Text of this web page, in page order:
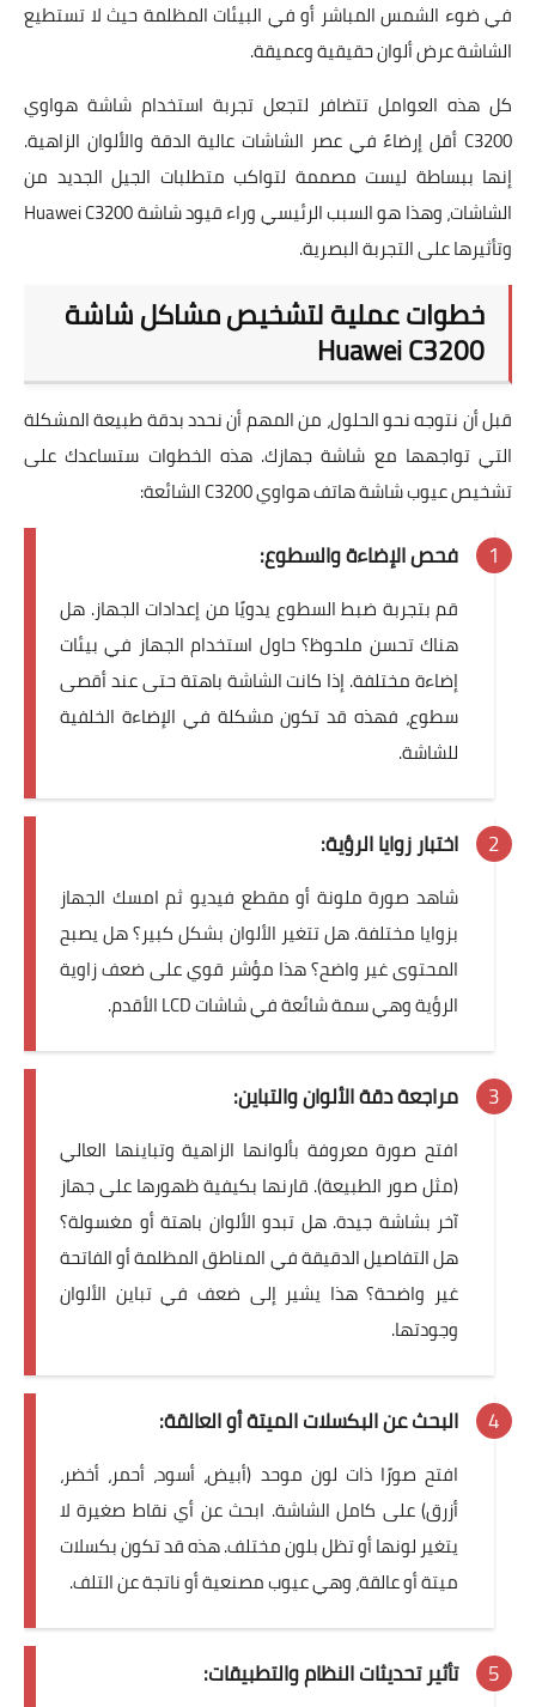
في ضوء الشمس المباشر أو في البيئات المظلمة حيث لا تستطيع
الشاشة عرضألوان حقيقيةوعميقة.
كل هذه العوامل تتضافر لتجعل تجربة استخدام شاشة هواوي
C3200 أقل إرضاءً في عصر الشاشات عالية الدقة والألوان الزاهية.
إنها ببساطة ليست مصممة لتواكب متطلبات الجيل الجديد من
الشاشات، وهذا هو السبب الرئيسي وراء
قيود شاشة Huawei C3200
وتأثيرها على التجربة البصرية.
خطوات عملية لتشخيص مشاكل شاشة
Huawei C3200
قبل أن نتوجه نحو الحلول، من المهم أن نحدد بدقة طبيعة المشكلة
التي تواجهها مع شاشة جهازك. هذه الخطوات ستساعدك على
تشخيصعيوب شاشة هاتف هواوي C3200 الشائعة:
فحص الإضاءة والسطوع:
قم بتجربة ضبطالسطوعيدويًا من إعدادات الجهاز. هل
هناك تحسن ملحوظ؟ حاول استخدام الجهاز في بيئات
إضاءة مختلفة. إذا كانت الشاشة باهتة حتى عند أقصى
سطوع، فهذه قد تكون مشكلة في الإضاءة الخلفية
للشاشة.
اختبار زوايا الرؤية:
شاهد صورة ملونة أو مقطع فيديو ثم امسك الجهاز
بزوايا مختلفة. هل تتغير الألوان بشكل كبير؟ هل يصبح
المحتوى غير واضح؟ هذا مؤشر قوي على ضعفزاوية
الرؤيةوهي سمة شائعة في شاشات LCD الأقدم.
مراجعة دقة الألوان والتباين:
افتح صورة معروفة بألوانها الزاهية وتباينها العالي
(مثل صور الطبيعة). قارنها بكيفية ظهورها على جهاز
آخر بشاشة جيدة. هل تبدو الألوان باهتةأو مغسولة؟
هل التفاصيل الدقيقة في المناطق المظلمة أو الفاتحة
غير واضحة؟ هذا يشير إلى ضعف فيتباين الألوان
وجودتها.
البحث عن البكسلات الميتة أو العالقة:
افتح صورًا ذات لون موحد (أبيض، أسود، أحمر، أخضر،
أزرق) على كامل الشاشة. ابحث عن أي نقاط صغيرة لا
يتغير لونها أو تظل بلون مختلف. هذه قد تكونبكسلات
ميتة أو عالقة، وهي عيوب مصنعية أو ناتجة عن التلف.
تأثير تحديثات النظام والتطبيقات: